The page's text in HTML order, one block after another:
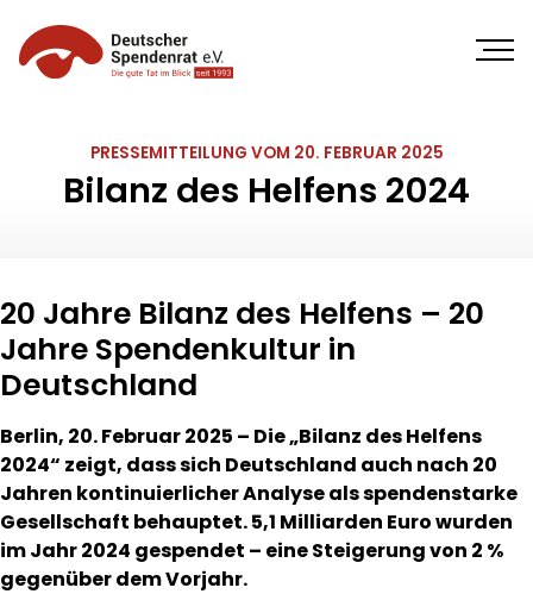
zum
Inhalt
PRESSEMITTEILUNG VOM 20. FEBRUAR 2025
Bilanz des Helfens 2024
20 Jahre Bilanz des Helfens – 20
Jahre Spendenkultur in
Deutschland
Berlin, 20. Februar 2025 – Die „Bilanz des Helfens
2024“ zeigt, dass sich Deutschland auch nach 20
Jahren kontinuierlicher Analyse als spendenstarke
Gesellschaft behauptet. 5,1 Milliarden Euro wurden
im Jahr 2024 gespendet – eine Steigerung von 2 %
gegenüber dem Vorjahr.